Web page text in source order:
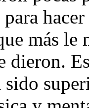
más le
dieron.
sido